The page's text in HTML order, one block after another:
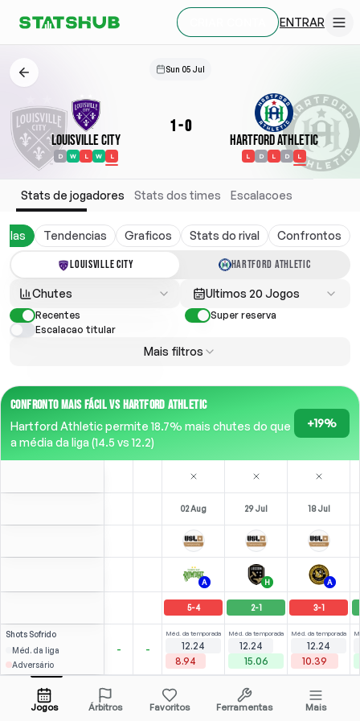
ENTRAR
Sun 05 Jul
Louisville City
D W L W L
1-0
Hartford Athletic
L D L D L
Stats de jogadores Stats dos times Escalacoes
Tendencias Graficos Stats do rival Confrontos
LOUISVILLE CITY HARTFORD ATHLETIC
Chutes Ultimos 20 Jogos
Recentes
Super reserva
Escalacao titular
Mais filtros
CONFRONTO MAIS FÁCIL VS HARTFORD ATHLETIC
Hartford Athletic permite 18.7% mais chutes do que
a média da liga (14.5 vs 12.2)
+19%
02 Aug 29 Jul 18 Jul
A H A
5-4 2-1 3-1
Shots Sofrido
Méd. da liga
Adversário
- -
Méd. da temporada
12.24
8.94
Méd. da temporada
12.24
15.06
Méd. da temporada
12.24
10.39
J. Wilson Abrir menu
3.29
79' LW
23
LW-74'
2 (2
LST-89
Jogos Árbitros Favoritos Ferramentas Mais